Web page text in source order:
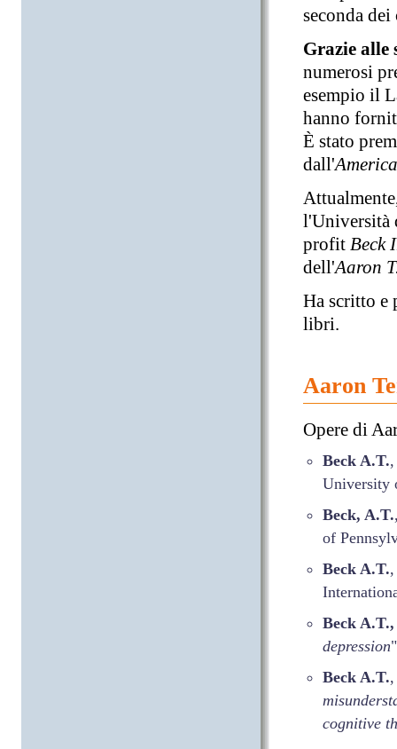
seconda dei
Grazie alle
numerosi
esempio il
hanno
È stato
dall'
l'Università
profit Beck
dell'Aaron
Ha scritto e
libri.
Aaron
Opere di
Beck A.T.
University
Beck, A.T.
of
Beck A.T.
Beck
depression
Beck A.T.
cognitive